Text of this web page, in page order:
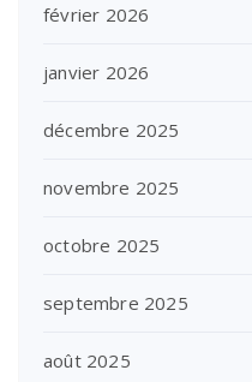
février 2026
janvier 2026
décembre 2025
novembre 2025
octobre 2025
septembre 2025
août 2025